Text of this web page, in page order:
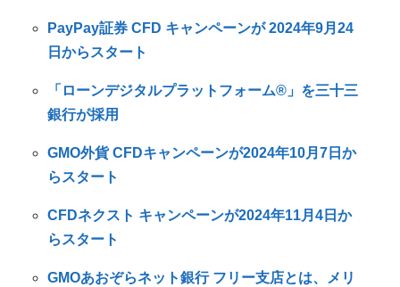
PayPay証券 CFD キャンペーンが 2024年9月24
日からスタート
「ローンデジタルプラットフォーム®」を三十三
銀行が採用
GMO外貨 CFDキャンペーンが2024年10月7日か
らスタート
CFDネクスト キャンペーンが2024年11月4日か
らスタート
GMOあおぞらネット銀行 フリー支店とは、メリ